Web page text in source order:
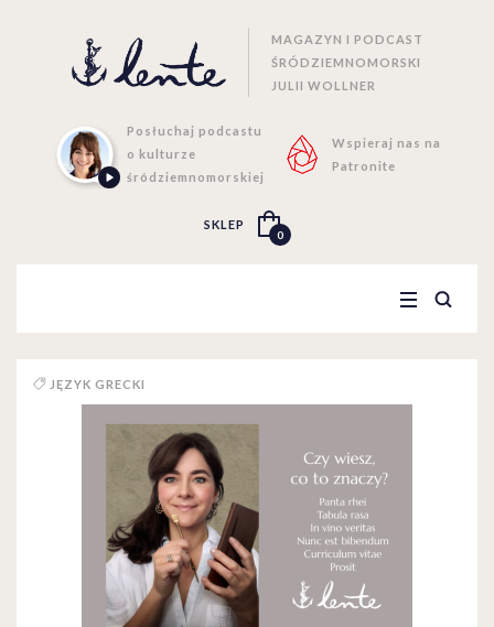
MAGAZYN I PODCAST
ŚRÓDZIEMNOMORSKI
JULII WOLLNER
Posłuchaj podcastu
o kulturze
śródziemnomorskiej
Wspieraj nas na
Patronite
SKLEP
0
JĘZYK GRECKI